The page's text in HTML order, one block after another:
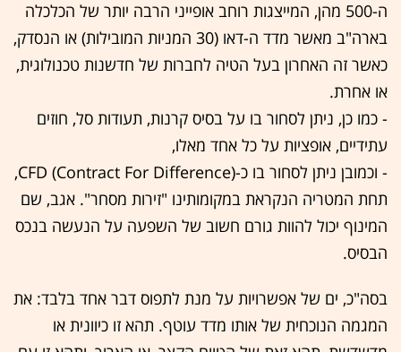
ה-500 מהן, המייצגות רוחב אופייני הרבה יותר של הכלכלה
בארה"ב מאשר מדד ה-דאו (30 המניות המובילות) או הנסדק,
כאשר זה האחרון בעל הטיה לחברות של חדשנות טכנולוגית,
או אחרת.
- כמו כן, ניתן לסחור בו על בסיס קרנות, תעודות סל, חוזים
עתידיים, אופציות על כל אחד מאלו,
- וכמובן ניתן לסחור בו כ-CFD (Contract For Difference),
תחת המטריה הנקראת במקומותינו "זירות מסחר". אגב, שם
המינוף יכול להוות גורם חשוב של השפעה על הנעשה בנכס
הבסיס.
בסה"כ, ים של אפשרויות על מנת לתפוס דבר אחד בלבד: את
המגמה הנוכחית של אותו מדד עוטף. תהא זו כיוונית או